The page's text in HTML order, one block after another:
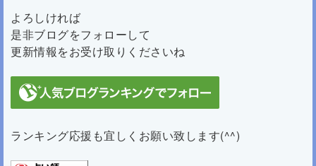
よろしければ
是非ブログをフォローして
更新情報をお受け取りくださいね
ランキング応援も宜しくお願い致します(^^)